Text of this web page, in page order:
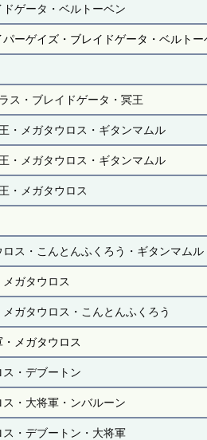
ゲータ・ベルトーベン
ーゲイズ・ブレイドゲータ・ベルトー
ス・ブレイドゲータ・冥王
・メガタウロス・ギタンマムル
・メガタウロス・ギタンマムル
・メガタウロス
ス・こんとんふくろう・ギタンマムル
ガタウロス
ガタウロス・こんとんふくろう
メガタウロス
・デブートン
・大将軍・ンバルーン
・デブートン・大将軍